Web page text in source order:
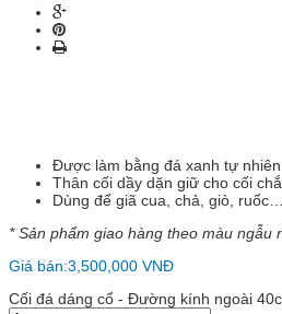
Được làm bằng đá xanh tự
Thân cối dầy dặn giữ cho cối
Dùng để giã cua, chả, giò, ruốc…
* Sản phẩm giao hàng theo màu ngẫu
Giá bán:3,500,000 VNĐ
Cối đá dáng cổ - Đường kính ngoài